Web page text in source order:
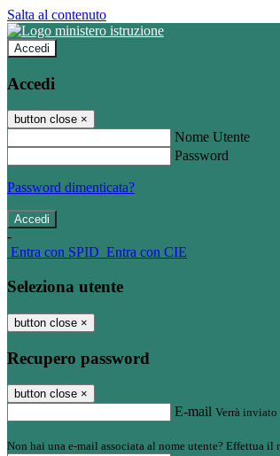
Salta al contenuto
Accedi
Accedi
button close ×
Nome Utente
Password
Password dimenticata?
-
Entra con SPID Entra con CIE
Seleziona utente
button close ×
Recupero password
button close ×
E-mail Verrà
Non hai una e-mail associata al nome utente? Effettua il